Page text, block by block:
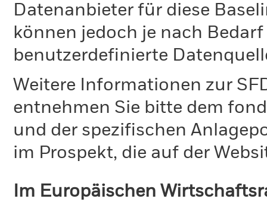
Datenanbieter für diese
können jedoch je nach
benutzerdefinierte
Weitere Informationen zur
entnehmen Sie bitte dem
und der spezifischen
im Prospekt, die auf der
Im Europäischen